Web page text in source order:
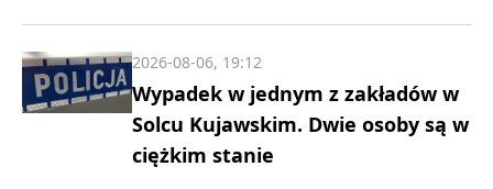
Wypadek w jednym z zakładów w
Solcu Kujawskim. Dwie osoby są w
ciężkim stanie
2026-08-06, 19:12